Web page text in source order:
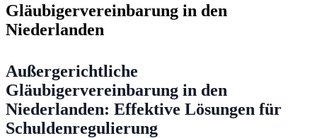
Gläubigervereinbarung in den
Niederlanden
Außergerichtliche
Gläubigervereinbarung in den
Niederlanden: Effektive Lösungen für
Schuldenregulierung